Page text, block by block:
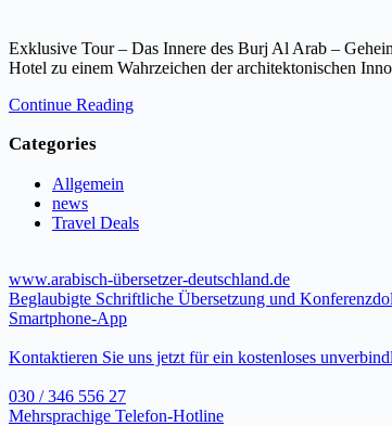
Exklusive Tour – Das Innere des Burj Al Arab –
Hotel zu einem Wahrzeichen der architektonischen
Continue Reading
Categories
Allgemein
news
Travel Deals
www.arabisch-übersetzer-deutschland.de
Beglaubigte Schriftliche Übersetzung und
Smartphone-App
Kontaktieren Sie uns jetzt für ein kostenloses
030 / 346 556 27
Mehrsprachige Telefon-Hotline